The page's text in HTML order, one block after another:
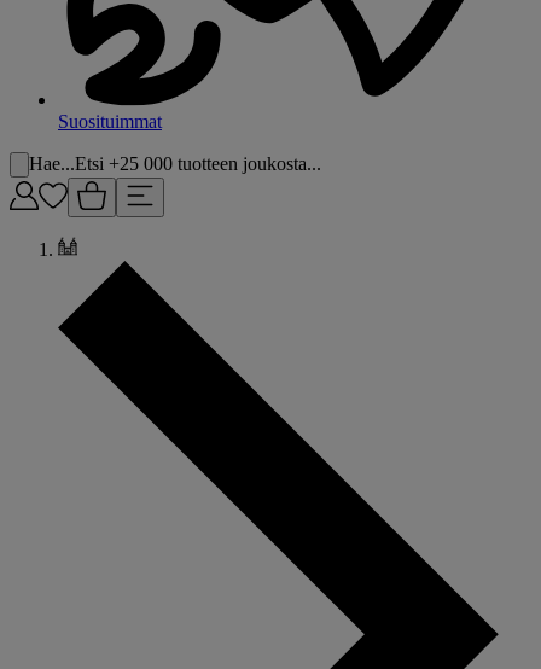
Suosituimmat
Hae...Etsi +25 000 tuotteen joukosta...